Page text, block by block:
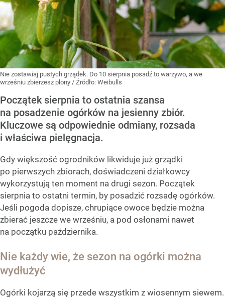
Nie zostawiaj pustych grządek. Do 10 sierpnia posadź to warzywo, a we
wrześniu zbierzesz plony / Źródło: Weibulls
Początek sierpnia to ostatnia szansa
na posadzenie ogórków na jesienny zbiór.
Kluczowe są odpowiednie odmiany, rozsada
i właściwa pielęgnacja.
Gdy większość ogrodników likwiduje już grządki
po pierwszych zbiorach, doświadczeni działkowcy
wykorzystują ten moment na drugi sezon. Początek
sierpnia to ostatni termin, by posadzić rozsadę ogórków.
Jeśli pogoda dopisze, chrupiące owoce będzie można
zbierać jeszcze we wrześniu, a pod osłonami nawet
na początku października.
Nie każdy wie, że sezon na ogórki można
wydłużyć
Ogórki kojarzą się przede wszystkim z wiosennym siewem.